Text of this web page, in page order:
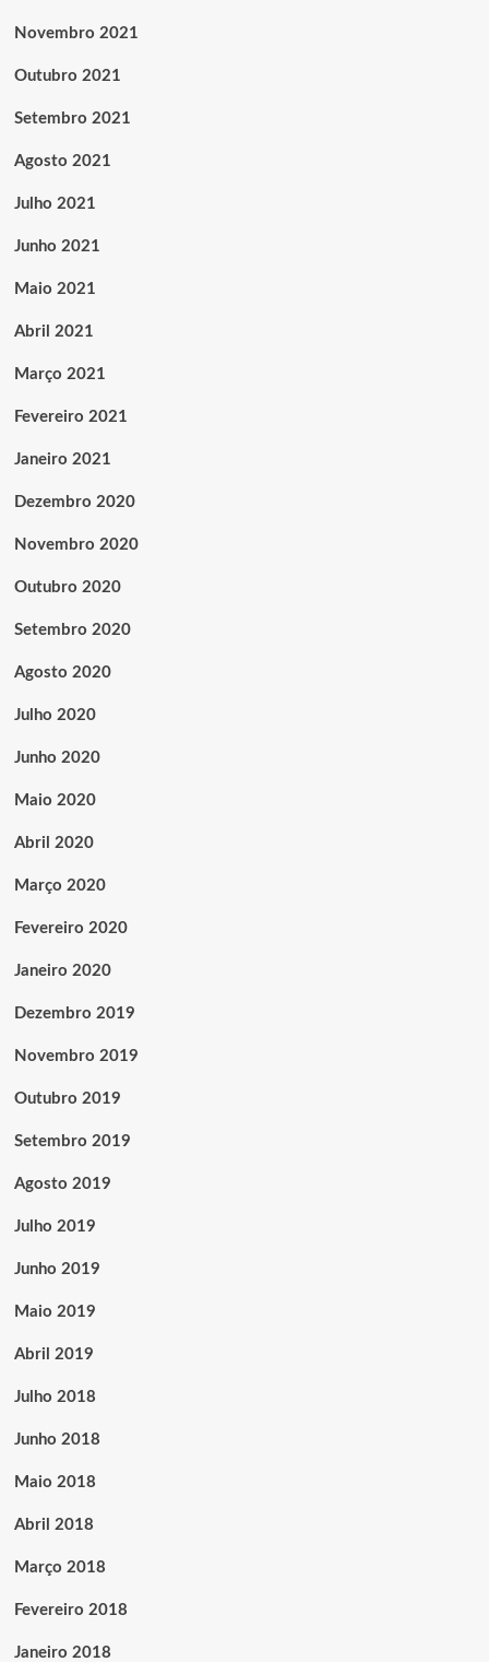
Novembro 2021
Outubro 2021
Setembro 2021
Agosto 2021
Julho 2021
Junho 2021
Maio 2021
Abril 2021
Março 2021
Fevereiro 2021
Janeiro 2021
Dezembro 2020
Novembro 2020
Outubro 2020
Setembro 2020
Agosto 2020
Julho 2020
Junho 2020
Maio 2020
Abril 2020
Março 2020
Fevereiro 2020
Janeiro 2020
Dezembro 2019
Novembro 2019
Outubro 2019
Setembro 2019
Agosto 2019
Julho 2019
Junho 2019
Maio 2019
Abril 2019
Julho 2018
Junho 2018
Maio 2018
Abril 2018
Março 2018
Fevereiro 2018
Janeiro 2018